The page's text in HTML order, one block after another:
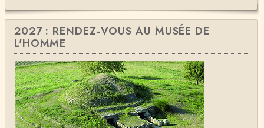
2027 : RENDEZ-VOUS AU MUSÉE DE
L'HOMME